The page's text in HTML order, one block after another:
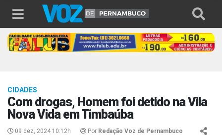
CIDADES
Com drogas, Homem foi detido na Vila
Nova Vida em Timbaúba
09 dez, 2024 10:12h Por Redação Voz de Pernambuco